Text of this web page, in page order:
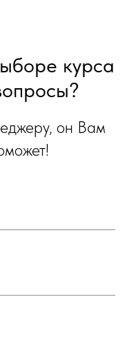
курса
он Вам